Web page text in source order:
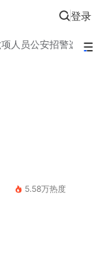
登录
人员公安招警选调生
5.58万热度